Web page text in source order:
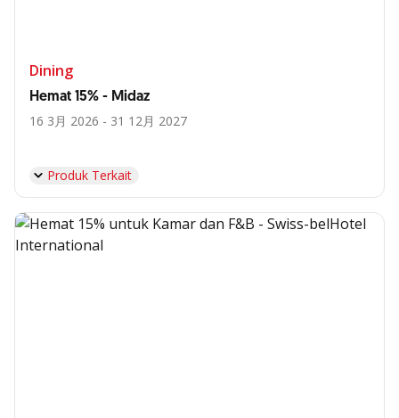
Dining
Hemat 15% - Midaz
16 3月 2026 - 31 12月 2027
Produk Terkait